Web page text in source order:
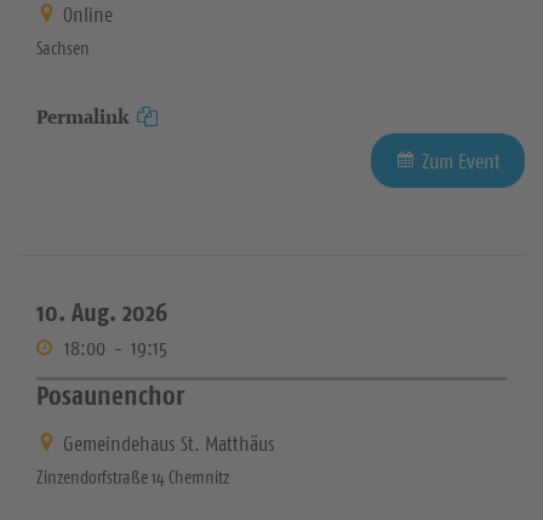
Online
Sachsen
Permalink
Zum Event
10. Aug. 2026
18:00 - 19:15
Posaunenchor
Gemeindehaus St. Matthäus
Zinzendorfstraße 14 Chemnitz